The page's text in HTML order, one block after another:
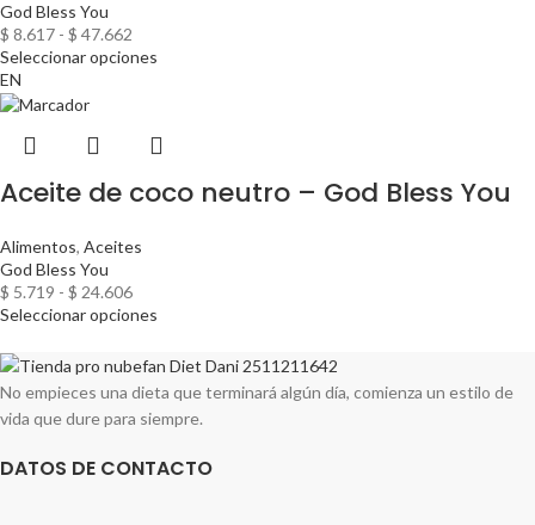
God Bless You
$ 8.617 - $ 47.662
Seleccionar opciones
EN
Aceite de coco neutro – God Bless You
Alimentos, Aceites
God Bless You
$ 5.719 - $ 24.606
Seleccionar opciones
No empieces una dieta que terminará algún día, comienza un estilo de
vida que dure para siempre.
DATOS DE CONTACTO